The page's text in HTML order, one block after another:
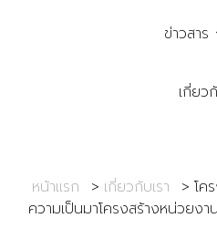
ข่าวสาร
เกี่ยว
หน้าแรก เกี่ยวกับเรา
โค
ความเป็นมาโครงสร้างหน่วยงาน